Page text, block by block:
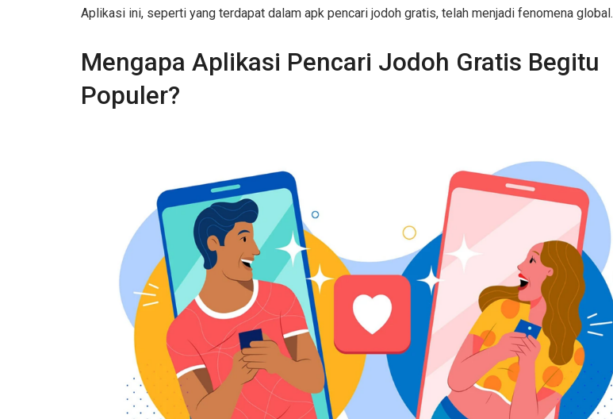
Aplikasi ini, seperti yang terdapat dalam apk pencari jodoh gratis, telah menjadi fenomena global.
Mengapa Aplikasi Pencari Jodoh Gratis Begitu
Populer?